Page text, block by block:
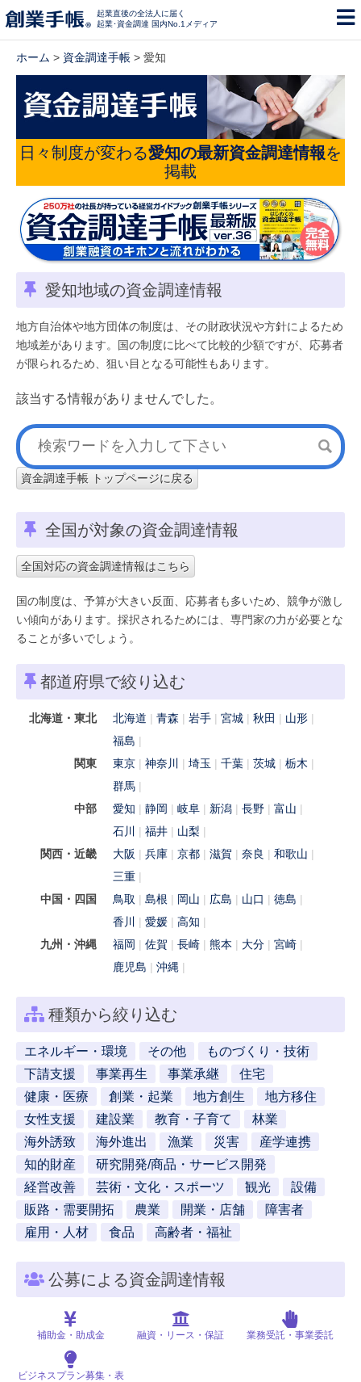
起業直後の全法人に届く
起業･資金調達 国内No.1メディア
ホーム > 資金調達手帳 > 愛知
日々制度が変わる愛知の最新資金調達情報を
掲載
愛知地域の資金調達情報
地方自治体や地方団体の制度は、その財政状況や方針によるため
地域差があります。国の制度に比べて比較的少額ですが、応募者
が限られるため、狙い目となる可能性もあります。
該当する情報がありませんでした。
資金調達手帳 トップページに戻る
全国が対象の資金調達情報
全国対応の資金調達情報はこちら
国の制度は、予算が大きい反面、応募者も多いため、競争が激し
い傾向があります。採択されるためには、専門家の力が必要とな
ることが多いでしょう。
都道府県で絞り込む
北海道・東北 北海道 青森 岩手 宮城 秋田
山形
福島
関東
東京 神奈川 埼玉 千葉 茨城
栃木
群馬
中部
愛知 静岡 岐阜 新潟 長野
富山
石川
福井
山梨
関西・近畿
大阪 兵庫 京都 滋賀 奈良
和歌山
三重
中国・四国
鳥取 島根 岡山 広島 山口
徳島
香川
愛媛
高知
九州・沖縄
福岡 佐賀 長崎 熊本 大分
宮崎
鹿児島
沖縄
種類から絞り込む
エネルギー・環境 その他
ものづくり・技術
下請支援
事業再生 事業承継
住宅
健康・医療
創業・起業 地方創生
地方移住
女性支援
建設業 教育・子育て
林業
海外誘致
海外進出 漁業 災害
産学連携
知的財産
研究開発/商品・サービス開発
経営改善
芸術・文化・スポーツ 観光
設備
販路・需要開拓
農業 開業・店舗
障害者
雇用・人材
食品 高齢者・福祉
公募による資金調達情報
補助金・助成金 融資・リース・保証 業務受託・事業委託
ビジネスプラン募集・表